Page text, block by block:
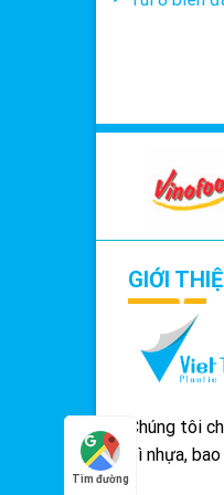
GIỚI
Chúng tôi
bì nhựa,
Tìm đường